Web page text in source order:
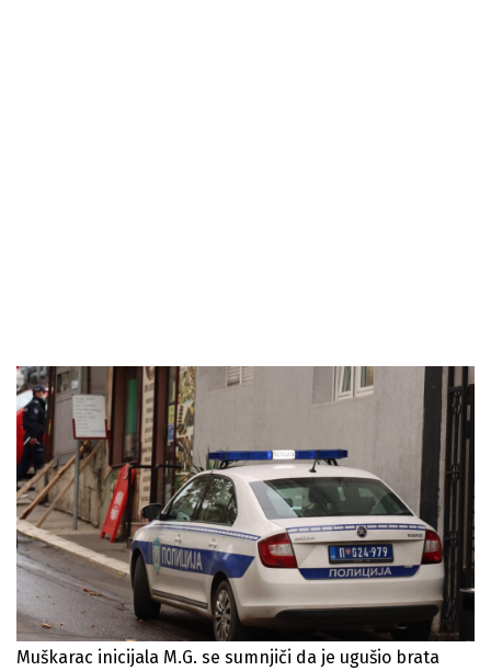
Muškarac inicijala M.G. se sumnjiči da je ugušio brata